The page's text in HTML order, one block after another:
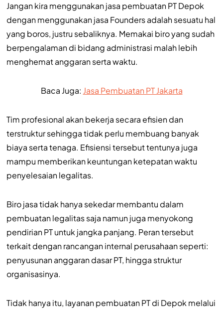
Jangan kira menggunakan jasa pembuatan PT Depok
dengan menggunakan jasa Founders adalah sesuatu hal
yang boros, justru sebaliknya. Memakai biro yang sudah
berpengalaman di bidang administrasi malah lebih
menghemat anggaran serta waktu.
Baca Juga: Jasa Pembuatan PT Jakarta
Tim profesional akan bekerja secara efisien dan
terstruktur sehingga tidak perlu membuang banyak
biaya serta tenaga. Efisiensi tersebut tentunya juga
mampu memberikan keuntungan ketepatan waktu
penyelesaian legalitas.
Biro jasa tidak hanya sekedar membantu dalam
pembuatan legalitas saja namun juga menyokong
pendirian PT untuk jangka panjang. Peran tersebut
terkait dengan rancangan internal perusahaan seperti:
penyusunan anggaran dasar PT, hingga struktur
organisasinya.
Tidak hanya itu, layanan pembuatan PT di Depok melalui